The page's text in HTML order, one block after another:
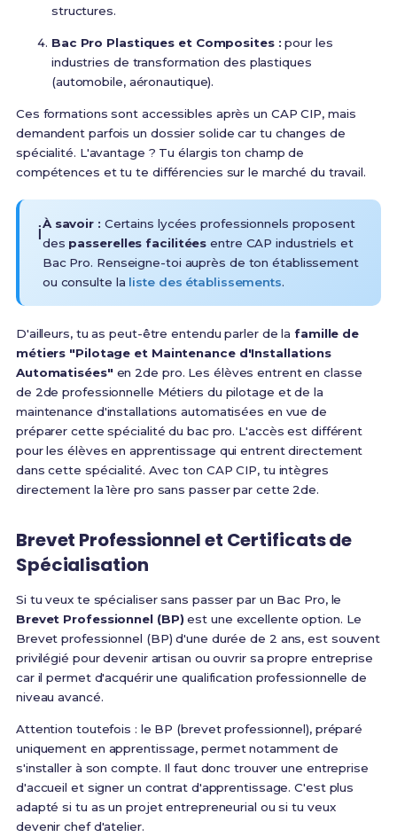
structures.
Bac Pro Plastiques et Composites : pour les
industries de transformation des plastiques
(automobile, aéronautique).
Ces formations sont accessibles après un CAP CIP, mais
demandent parfois un dossier solide car tu changes de
spécialité. L'avantage ? Tu élargis ton champ de
compétences et tu te différencies sur le marché du travail.
ℹ️À savoir : Certains lycées professionnels proposent
des passerelles facilitées entre CAP industriels et
Bac Pro. Renseigne-toi auprès de ton établissement
ou consulte la liste des établissements.
D'ailleurs, tu as peut-être entendu parler de lafamille de
métiers "Pilotage et Maintenance d'Installations
Automatisées"en 2de pro. Les élèves entrent en classe
de 2de professionnelle Métiers du pilotage et de la
maintenance d'installations automatisées en vue de
préparer cette spécialité du bac pro. L'accès est différent
pour les élèves en apprentissage qui entrent directement
dans cette spécialité. Avec ton CAP CIP, tu intègres
directement la 1ère pro sans passer par cette 2de.
Brevet Professionnel et Certificats de
Spécialisation
Si tu veux te spécialiser sans passer par un Bac Pro, le
Brevet Professionnel (BP) est une excellente option. Le
Brevet professionnel (BP) d'une durée de 2 ans, est souvent
privilégié pour devenir artisan ou ouvrir sa propre entreprise
car il permet d'acquérir une qualification professionnelle de
niveau avancé.
Attention toutefois : le BP (brevet professionnel), préparé
uniquement en apprentissage, permet notamment de
s'installer à son compte. Il faut donc trouver une entreprise
d'accueil et signer un contrat d'apprentissage. C'est plus
adapté si tu as un projet entrepreneurial ou si tu veux
devenir chef d'atelier.